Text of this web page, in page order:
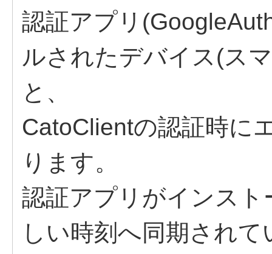
認証アプリ
ルされたデバイス(ス
と、
CatoClientの認証時に
ります。
認証アプリがインス
しい時刻へ同期され